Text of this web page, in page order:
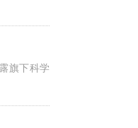
旗下科学